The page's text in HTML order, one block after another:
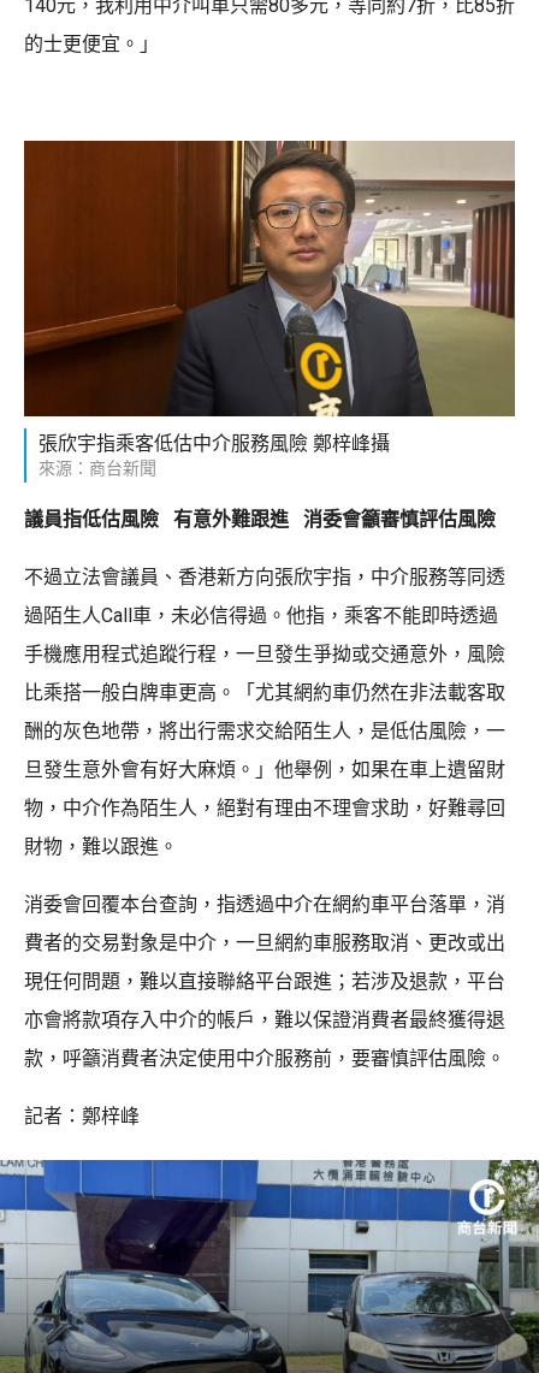
140元，我利用中介叫車只需80多元，等同約7折，比85折
的士更便宜。」
張欣宇指乘客低估中介服務風險 鄭梓峰攝
來源：商台新聞
議員指低估風險 有意外難跟進 消委會籲審慎評估風險
不過立法會議員、香港新方向張欣宇指，中介服務等同透
過陌生人Call車，未必信得過。他指，乘客不能即時透過
手機應用程式追蹤行程，一旦發生爭拗或交通意外，風險
比乘搭一般白牌車更高。「尤其網約車仍然在非法載客取
酬的灰色地帶，將出行需求交給陌生人，是低估風險，一
旦發生意外會有好大麻煩。」他舉例，如果在車上遺留財
物，中介作為陌生人，絕對有理由不理會求助，好難尋回
財物，難以跟進。
消委會回覆本台查詢，指透過中介在網約車平台落單，消
費者的交易對象是中介，一旦網約車服務取消、更改或出
現任何問題，難以直接聯絡平台跟進；若涉及退款，平台
亦會將款項存入中介的帳戶，難以保證消費者最終獲得退
款，呼籲消費者決定使用中介服務前，要審慎評估風險。
記者：鄭梓峰